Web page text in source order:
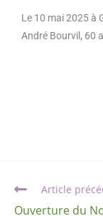
Le 10 mai 2025 à
André Bourvil, 60
Article
Ouverture du